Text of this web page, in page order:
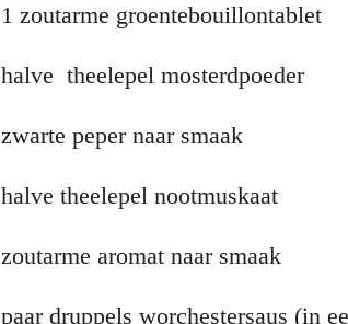
1 zoutarme groentebouillontablet
halve theelepel mosterdpoeder
zwarte peper naar smaak
halve theelepel nootmuskaat
zoutarme aromat naar smaak
paar druppels worchestersaus (in